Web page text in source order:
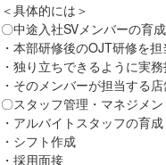
＜具体的には＞
〇中途入社SVメンバーの育
・本部研修後のOJT研修を担
・独り立ちできるように実
・そのメンバーが担当する
〇スタッフ管理・マネジメン
・アルバイトスタッフの育
・シフト作成
・採用面接